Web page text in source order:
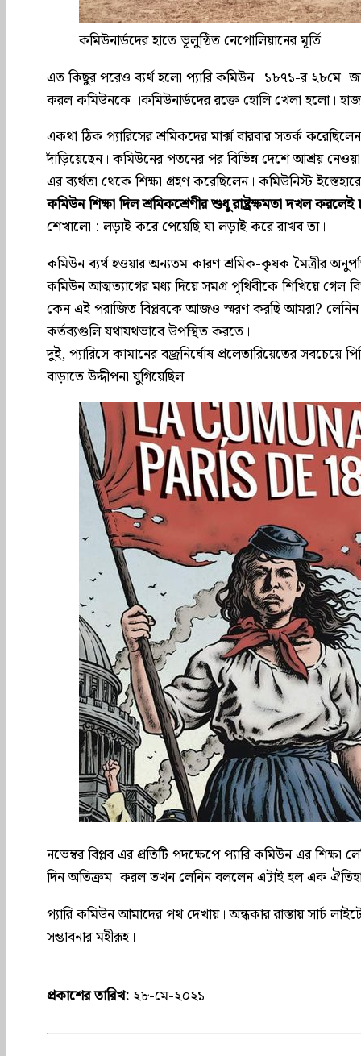
কমিউনার্ডদের হাতে ভূলুন্ঠিত নেপোলিয়ানের মূর্তি
এত কিছুর পরেও ব্যর্থ হলো প্যারি কমিউন। ১৮৭১-র ২৮মে
করল কমিউনকে ।কমিউনার্ডদের রক্তে হোলি খেলা হলো।
একথা ঠিক প্যারিসের শ্রমিকদের মার্ক্স বারবার সতর্ক
দাঁড়িয়েছেন। কমিউনের পতনের পর বিভিন্ন দেশে আশ্রয়
এর ব্যর্থতা থেকে শিক্ষা গ্রহণ করেছিলেন। কমিউনিস্ট
কমিউন শিক্ষা দিল শ্রমিকশ্রেণীর শুধু রাষ্ট্রক্ষমতা দখল
শেখালো : লড়াই করে পেয়েছি যা লড়াই করে রাখব তা।
কমিউন ব্যর্থ হওয়ার অন্যতম কারণ শ্রমিক-কৃষক মৈত্রীর
কমিউন আত্মত্যাগের মধ্য দিয়ে সমগ্র পৃথিবীকে শিখিয়ে গেল
কেন এই পরাজিত বিপ্লবকে আজও স্মরণ করছি আমরা? লেনিন
কর্তব্যগুলি যথাযথভাবে উপস্থিত করতে।
দুই, প্যারিসে কামানের বজ্রনির্ঘোষ প্রলেতারিয়েতের
বাড়াতে উদ্দীপনা যুগিয়েছিল।
নভেম্বর বিপ্লব এর প্রতিটি পদক্ষেপে প্যারি কমিউন এর
দিন অতিক্রম করল তখন লেনিন বললেন এটাই হল এক
প্যারি কমিউন আমাদের পথ দেখায়। অন্ধকার রাস্তায় সার্চ
সম্ভাবনার মহীরূহ।
প্রকাশের তারিখ: ২৮-মে-২০২১